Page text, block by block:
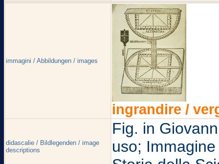
immagini / Abbildungen / images
ingrandire /
didascalie / Bildlegenden / image
descriptions
Fig. in
uso;